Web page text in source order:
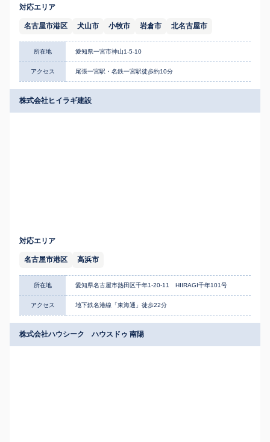
対応エリア
名古屋市港区 犬山市 小牧市 岩倉市 北名古屋市
所在地 愛知県一宮市神山1-5-10
アクセス 尾張一宮駅・名鉄一宮駅徒歩約10分
株式会社ヒイラギ建設
対応エリア
名古屋市港区 高浜市
所在地 愛知県名古屋市熱田区千年1-20-11 HIIRAGI千年101号
アクセス 地下鉄名港線「東海通」徒歩22分
株式会社ハウシーク ハウスドゥ 南陽